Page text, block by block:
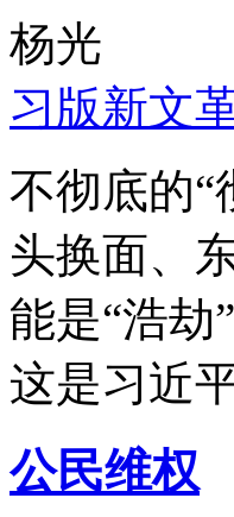
杨光
习版新文
不彻底的“
头换面、
能是“浩劫
这是习近
公民维权